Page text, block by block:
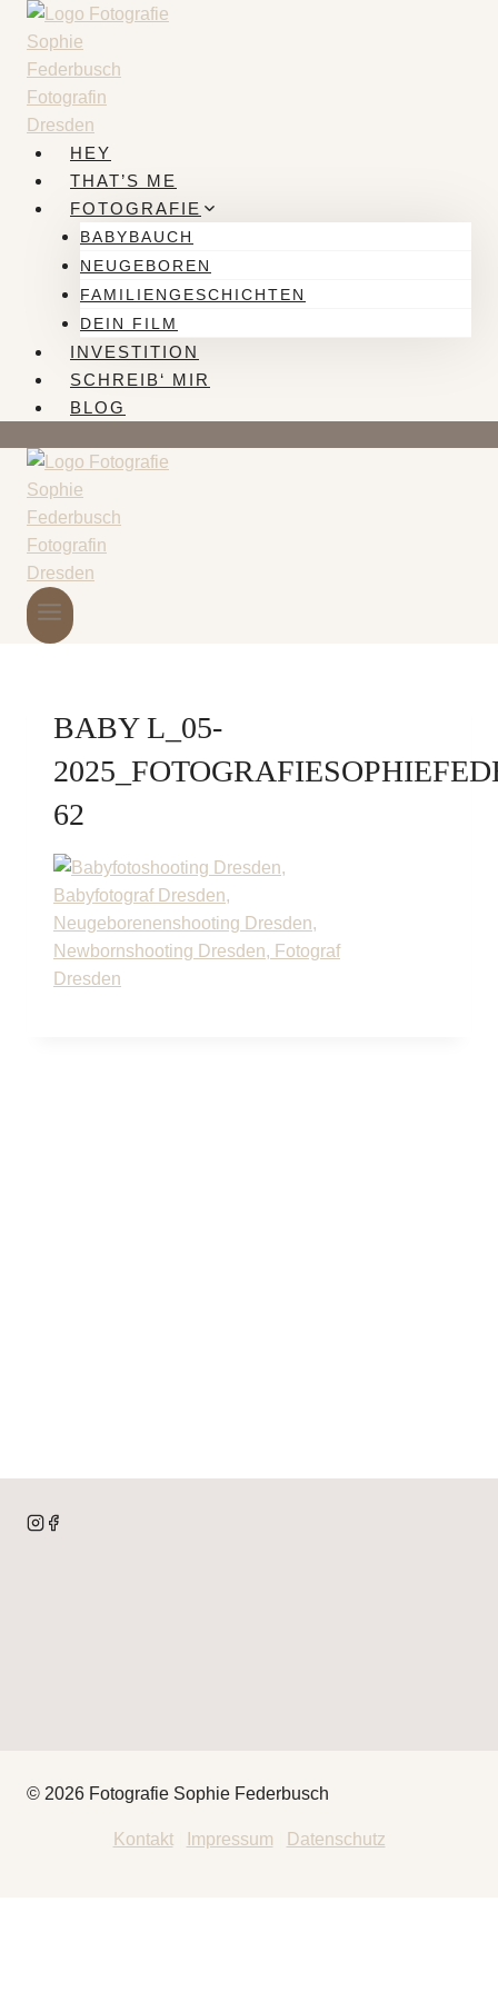
Zum
Inhalt
springen
HEY
THAT’S ME
FOTOGRAFIE
BABYBAUCH
NEUGEBOREN
FAMILIENGESCHICHTEN
DEIN FILM
INVESTITION
SCHREIB‘ MIR
BLOG
BABY L_05-
62
© 2026 Fotografie Sophie Federbusch
Kontakt| Impressum Datenschutz